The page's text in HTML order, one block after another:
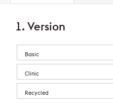
1. Version
Basic
Clinic
Recycled